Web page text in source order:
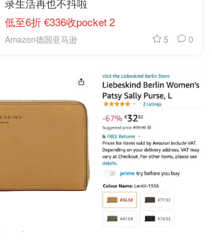
录生活再也不抖啦
低至6折 €336收pocket 2
Amazon德国亚马逊 5 0